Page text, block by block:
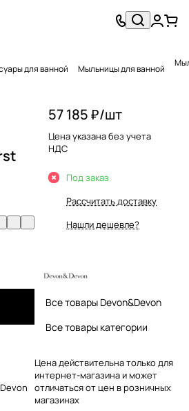
для ванной Мыльницы для ванной
57 185 ₽/шт
Цена указана без учета
НДС
Под заказ
Рассчитать доставку
Нашли дешевле?
Все товары Devon&Devon
Все товары категории
Цена действительна только для
интернет-магазина и может
отличаться от цен в розничных
магазинах